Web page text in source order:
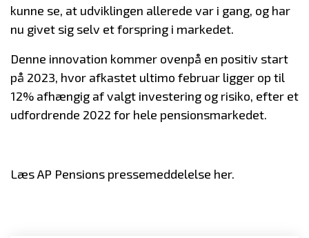
kunne se, at udviklingen allerede var i gang, og har
nu givet sig selv et forspring i markedet.
Denne innovation kommer ovenpå en positiv start
på 2023, hvor afkastet ultimo februar ligger op til
12% afhængig af valgt investering og risiko, efter et
udfordrende 2022 for hele pensionsmarkedet.
Læs AP Pensions pressemeddelelse her.